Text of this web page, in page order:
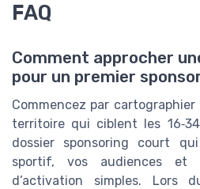
FAQ
Comment approcher
pour un premier
Commencez par
territoire qui ciblent les
dossier sponsoring court
sportif, vos audiences
d’activation simples. Lors